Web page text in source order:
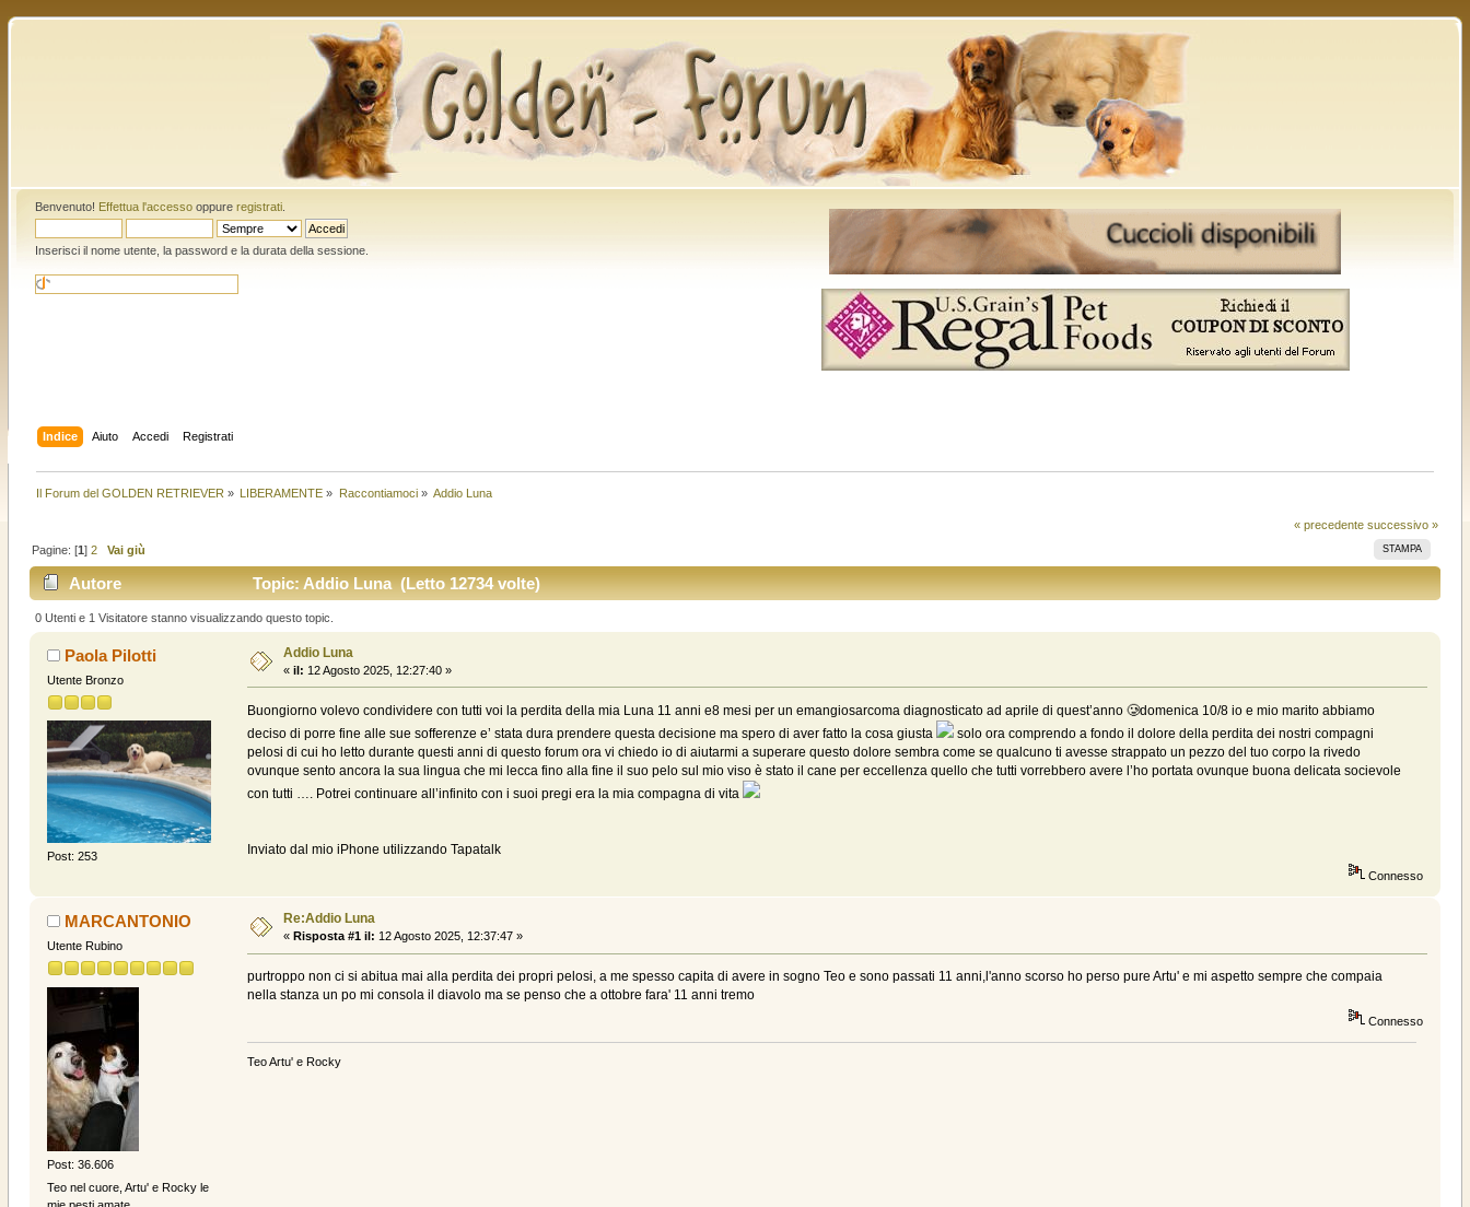
Benvenuto! Effettua l'accessooppure registrati.
Inserisci il nome utente, la password e la durata della sessione.
Indice Aiuto Accedi Registrati
Il Forum del GOLDEN RETRIEVER » LIBERAMENTE » Raccontiamoci» Addio Luna
« precedente successivo »
STAMPA
Pagine: [1] 2 Vai giù
Autore Topic: Addio Luna (Letto 12734 volte)
0 Utenti e 1 Visitatore stanno visualizzando questo topic.
Paola Pilotti
Utente Bronzo
Post: 253
Addio Luna
« il: 12 Agosto 2025, 12:27:40 »
Buongiorno volevo condividere con tutti voi la perdita della mia Luna 11 anni e8 mesi per un emangiosarcoma diagnosticato ad aprile di quest’anno 🥲domenica 10/8 io e mio marito abbiamo
deciso di porre fine alle sue sofferenze e’ stata dura prendere questa decisione ma spero di aver fatto la cosa giusta
solo ora comprendo a fondo il dolore della perdita dei nostri compagni
pelosi di cui ho letto durante questi anni di questo forum ora vi chiedo io di aiutarmi a superare questo dolore sembra come se qualcuno ti avesse strappato un pezzo del tuo corpo la rivedo
ovunque sento ancora la sua lingua che mi lecca fino alla fine il suo pelo sul mio viso è stato il cane per eccellenza quello che tutti vorrebbero avere l’ho portata ovunque buona delicata socievole
con tutti …. Potrei continuare all’infinito con i suoi pregi era la mia compagna di vita
Inviato dal mio iPhone utilizzando Tapatalk
Connesso
MARCANTONIO
Utente Rubino
Post: 36.606
Teo nel cuore, Artu' e Rocky le
Re:Addio Luna
« Risposta #1 il: 12 Agosto 2025, 12:37:47 »
purtroppo non ci si abitua mai alla perdita dei propri pelosi, a me spesso capita di avere in sogno Teo e sono passati 11 anni,l'anno scorso ho perso pure Artu' e mi aspetto sempre che compaia
nella stanza un po mi consola il diavolo ma se penso che a ottobre fara' 11 anni tremo
Connesso
Teo Artu' e Rocky